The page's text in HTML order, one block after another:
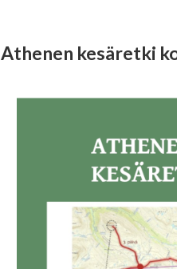
Athenen kesäretki